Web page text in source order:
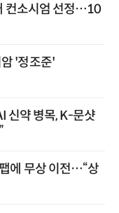
컨소시엄 선정…10
'정조준'
신약 병목, K-문샷
에 무상 이전…“상